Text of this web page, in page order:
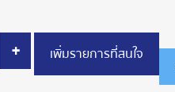
+ เพิ่มรายการที่สนใจ